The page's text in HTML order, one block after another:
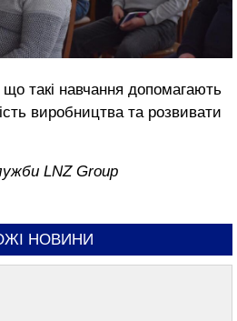
такі навчання допомагають
виробництва та розвивати
LNZ Group
НОВИНИ